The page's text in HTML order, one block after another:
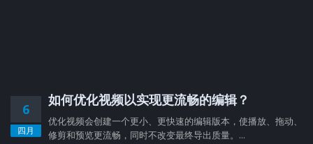
6
四月
如何优化视频以实现更流畅的编辑？
优化视频会创建一个更小、更快速的编辑版本，使播放、拖动、
修剪和预览更流畅，同时不改变最终导出质量。...